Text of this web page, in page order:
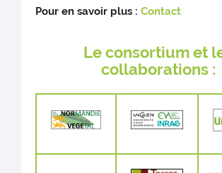
Pour en savoir plus :Contact
Le consortium et
collaborations :